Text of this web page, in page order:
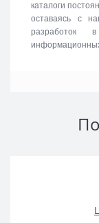
каталоги
оставаясь с
разработок